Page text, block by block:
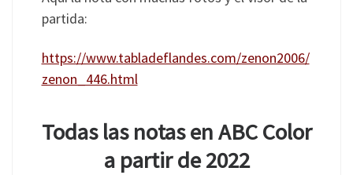
partida:
https://www.tabladeflandes.com/zenon2006/
zenon_446.html
Todas las notas en ABC Color
a partir de 2022